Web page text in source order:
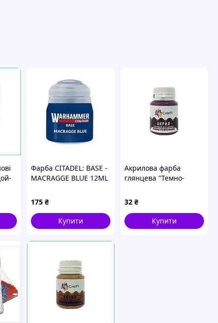
Фарба CITADEL: BASE -
MACRAGGE BLUE 12ML
175 ₴
Купити
Акрилова фарба
глянцева "Темно-
7538 Art Craft
32 ₴
Купити